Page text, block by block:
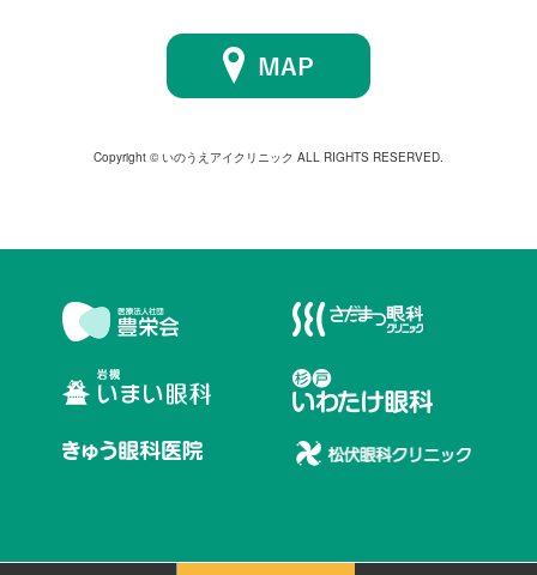
Copyright © いのうえアイクリニック ALL RIGHTS RESERVED.